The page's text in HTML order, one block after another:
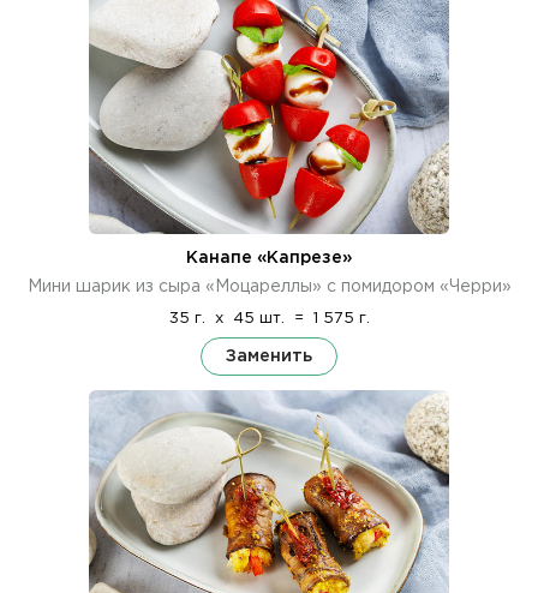
Канапе «Капрезе»
Мини шарик из сыра «Моцареллы» с помидором «Черри»
35 г. x 45 шт. = 1 575 г.
Заменить